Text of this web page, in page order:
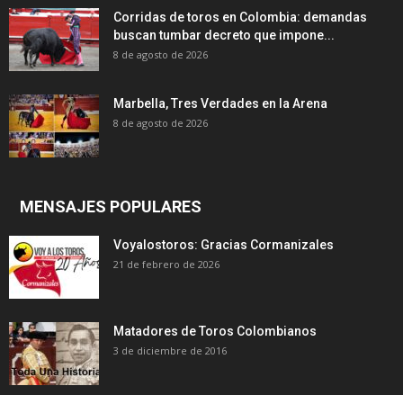
Corridas de toros en Colombia: demandas
buscan tumbar decreto que impone...
8 de agosto de 2026
Marbella, Tres Verdades en la Arena
8 de agosto de 2026
MENSAJES POPULARES
Voyalostoros: Gracias Cormanizales
21 de febrero de 2026
Matadores de Toros Colombianos
3 de diciembre de 2016